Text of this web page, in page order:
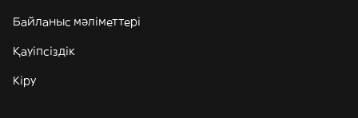
Байланыс мәліметтері
Қауіпсіздік
Кіру